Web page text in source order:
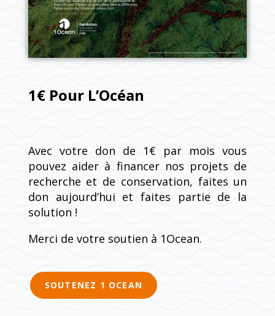
1€ Pour L’Océan
Avec votre don de 1€ par mois vous
pouvez aider à financer nos projets de
recherche et de conservation, faites un
don aujourd’hui et faites partie de la
solution !
Merci de votre soutien à 1Ocean.
SOUTENEZ 1 OCEAN